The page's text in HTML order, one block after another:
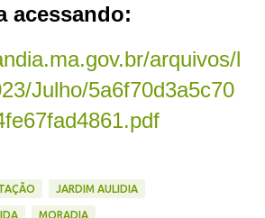
acessando:
arquivos/l
Julho/5a6f70d3a5c70
JARDIM AULIDIA
MORADIA